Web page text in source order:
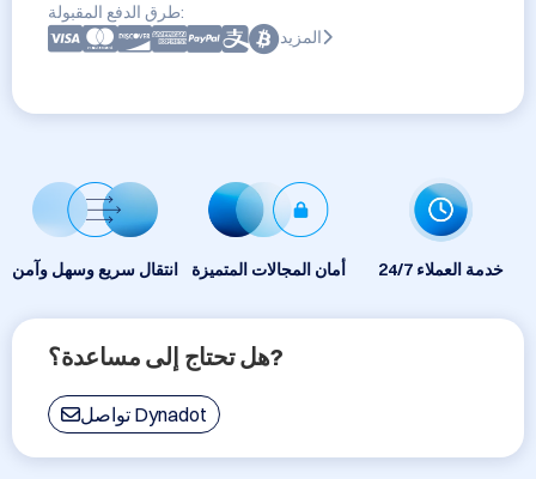
طرق الدفع المقبولة:
المزيد
انتقال سريع وسهل وآمن أمان المجالات المتميزة 24/7 خدمة العملاء
هل تحتاج إلى مساعدة؟?
تواصل Dynadot